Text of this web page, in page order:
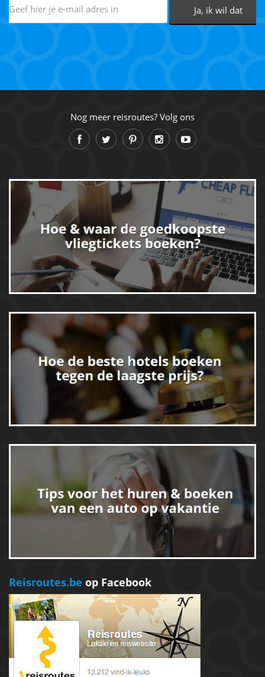
Nog meer reisroutes? Volg ons
Reisroutes.be op Facebook